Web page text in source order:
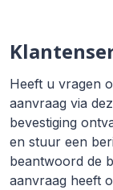
Heeft u vragen
aanvraag via
bevestiging
en stuur een
beantwoord de
aanvraag heeft